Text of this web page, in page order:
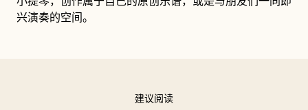
兴演奏的空间。
建议阅读